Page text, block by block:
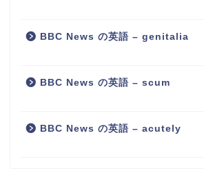
BBC News の英語 – genitalia
BBC News の英語 – scum
BBC News の英語 – acutely